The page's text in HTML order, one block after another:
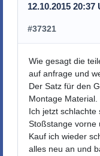
12.10.2015 20:37
#37321
Wie gesagt die
auf anfrage und
Der Satz für den
Montage
Ich jetzt schlachte
Stoßstange vorne
Kauf ich wieder
alles neu an und